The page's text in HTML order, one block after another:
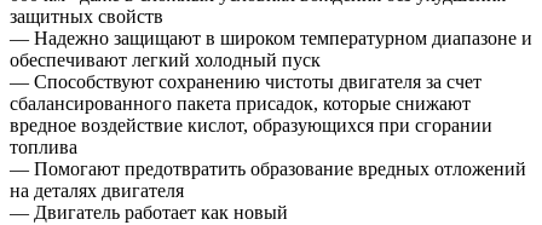
защитных свойств
— Надежно защищают в широком температурном диапазоне и
обеспечивают легкий холодный пуск
— Способствуют сохранению чистоты двигателя за счет
сбалансированного пакета присадок, которые снижают
вредное воздействие кислот, образующихся при сгорании
топлива
— Помогают предотвратить образование вредных отложений
на деталях двигателя
— Двигатель работает как новый